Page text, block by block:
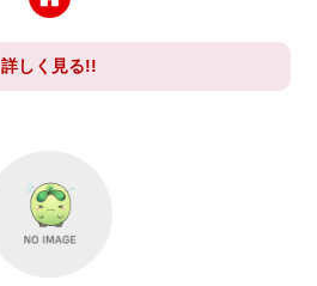
詳しく見る!!